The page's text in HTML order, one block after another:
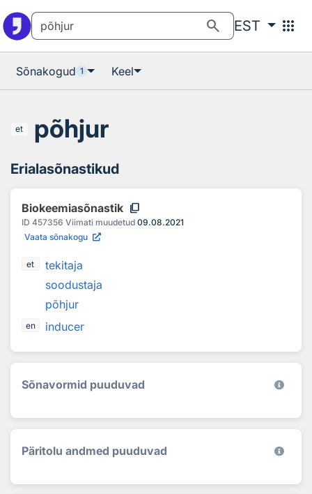
search EST apps
Sõnakogud 1 Keel
et põhjur
Erialasõnastikud
Biokeemiasõnastik content_copy
ID 457356 Viimati muudetud 09.08.2021
Vaata sõnakogu
et
tekitaja
soodustaja
põhjur
en inducer
Sõnavormid puuduvad
Päritolu andmed puuduvad